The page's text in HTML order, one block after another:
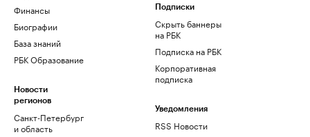
Финансы
Биографии
База знаний
РБК Образование
Новости
регионов
Санкт-Петербург
и область
Подписки
Скрыть баннеры
на РБК
Подписка на РБК
Корпоративная
подписка
Уведомления
RSS Новости